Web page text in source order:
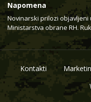
Napomena
Novinarski prilozi
Ministarstva obrane RH.
Kontakti